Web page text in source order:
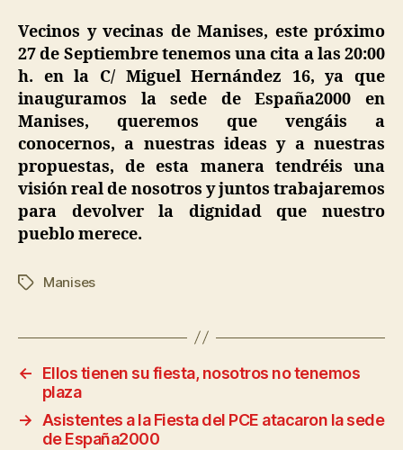
Vecinos y vecinas de Manises, este próximo
27 de Septiembre tenemos una cita a las 20:00
h. en la C/ Miguel Hernández 16, ya que
inauguramos la sede de España2000 en
Manises, queremos que vengáis a
conocernos, a nuestras ideas y a nuestras
propuestas, de esta manera tendréis una
visión real de nosotros y juntos trabajaremos
para devolver la dignidad que nuestro
pueblo merece.
Manises
←
Ellos tienen su fiesta, nosotros no tenemos
plaza
→
Asistentes a la Fiesta del PCE atacaron la sede
de España2000